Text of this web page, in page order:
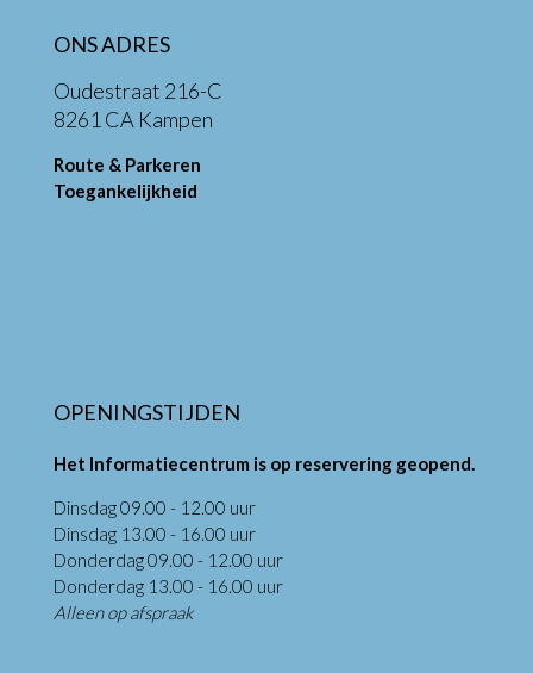
ONS ADRES
Oudestraat 216-C
8261 CA Kampen
Route & Parkeren
Toegankelijkheid
OPENINGSTIJDEN
Het Informatiecentrum is op reservering geopend.
Dinsdag 09.00 - 12.00 uur
Dinsdag 13.00 - 16.00 uur
Donderdag 09.00 - 12.00 uur
Donderdag 13.00 - 16.00 uur
Alleen op afspraak